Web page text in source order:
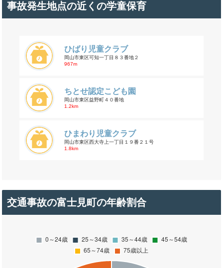
事故発生地点の近くの学童保育
ひばり児童クラブ
岡山市東区可知一丁目８３番地２
967m
ちとせ認定こども園
岡山市東区益野町４０番地
1.2km
ひまわり児童クラブ
岡山市東区西大寺上一丁目１９番２１号
1.8km
交通事故の富士見町の年齢割合